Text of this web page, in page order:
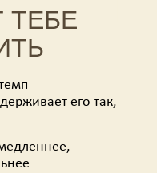
его так,
ТЕБЕ